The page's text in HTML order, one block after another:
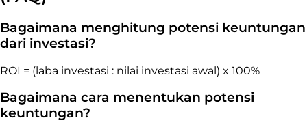
Bagaimana menghitung potensi keuntungan
dari investasi?
ROI = (laba investasi : nilai investasi awal) x 100%
Bagaimana cara menentukan potensi
keuntungan?